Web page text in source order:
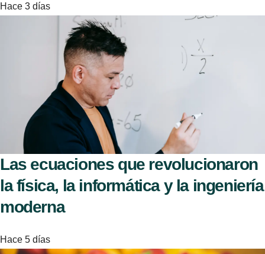
Hace 3 días
Las ecuaciones que revolucionaron
la física, la informática y la ingeniería
moderna
Hace 5 días